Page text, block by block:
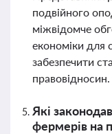
подвійного
міжвідомче
економіки для
забезпечити
правовідносин.
Які
фермерів на